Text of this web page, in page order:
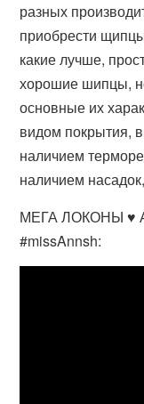
разных
приобрести
какие лучше,
хорошие шипцы,
основные их
видом покрытия,
наличием
наличием
МЕГА ЛОКОНЫ ♥
#missAnnsh: